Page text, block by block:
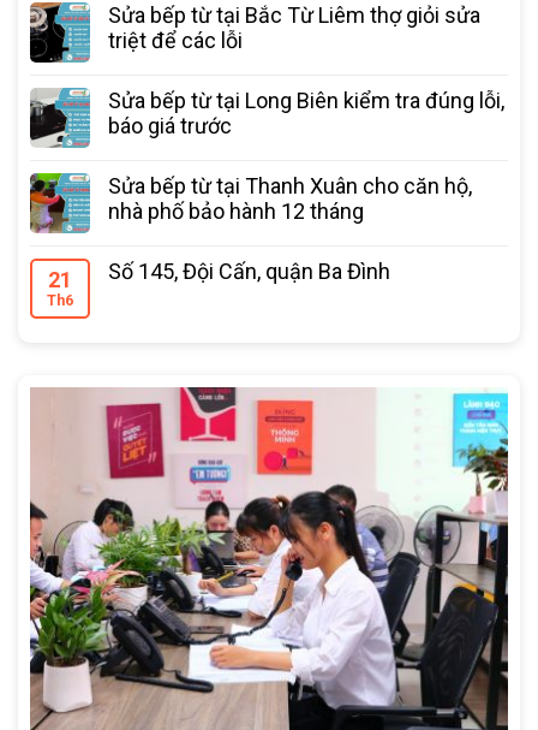
Sửa bếp từ tại Bắc Từ Liêm thợ giỏi sửa
triệt để các lỗi
Sửa bếp từ tại Long Biên kiểm tra đúng lỗi,
báo giá trước
Sửa bếp từ tại Thanh Xuân cho căn hộ,
nhà phố bảo hành 12 tháng
21
Th6
Số 145, Đội Cấn, quận Ba Đình